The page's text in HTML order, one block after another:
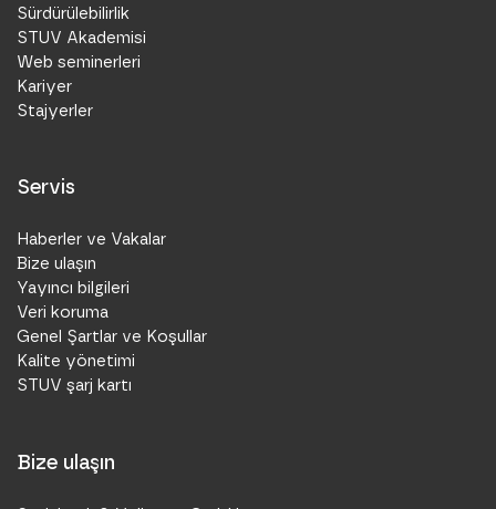
Sürdürülebilirlik
STUV Akademisi
Web seminerleri
Kariyer
Stajyerler
Servis
Haberler ve Vakalar
Bize ulaşın
Yayıncı bilgileri
Veri koruma
Genel Şartlar ve Koşullar
Kalite yönetimi
STUV şarj kartı
Bize ulaşın